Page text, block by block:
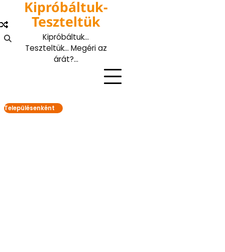
content
Kipróbáltuk-
Teszteltük
Kipróbáltuk…
Teszteltük… Megéri az
árát?…
Településenként